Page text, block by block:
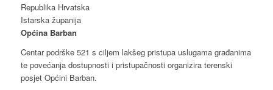
Republika Hrvatska
Istarska županija
Općina Barban
Centar podrške 521 s ciljem lakšeg pristupa uslugama građanima
te povećanja dostupnosti i pristupačnosti organizira terenski
posjet Općini Barban.